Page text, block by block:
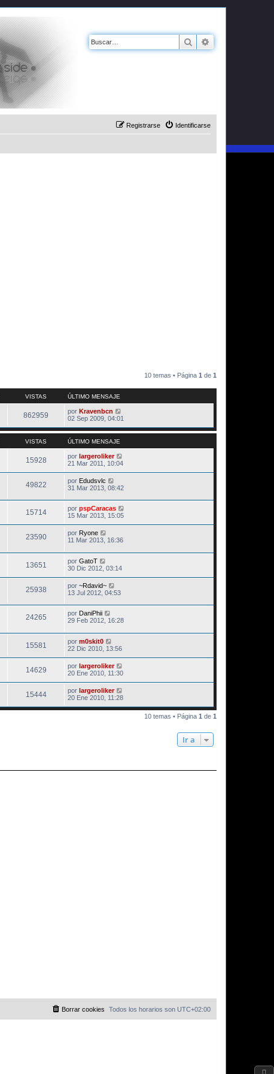
Buscar
Identificarse
Registrarse
10 temas • Página 1 de 1
VISTAS ÚLTIMO MENSAJE
862959 por Kravenbcn
02 Sep 2009, 04:01
VISTAS ÚLTIMO MENSAJE
15928 por largeroliker
21 Mar 2011, 10:04
49822 por Edudsvlc
31 Mar 2013, 08:42
15714 por pspCaracas
15 Mar 2013, 15:05
23590 por Ryone
11 Mar 2013, 16:36
13651 por GatoT
30 Dic 2012, 03:14
25938 por ~Rdavid~
13 Jul 2012, 04:53
24265 por DaniPhii
29 Feb 2012, 16:28
15581 por m0skit0
22 Dic 2010, 13:56
14629 por largeroliker
20 Ene 2010, 11:30
15444 por largeroliker
20 Ene 2010, 11:28
10 temas • Página 1 de 1
Ir a
Todos los horarios son UTC+02:00
Borrar cookies